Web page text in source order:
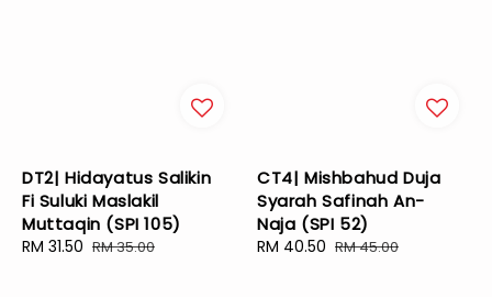
DT2| Hidayatus Salikin
Fi Suluki Maslakil
Muttaqin (SPI 105)
Sale
RM 31.50 Regular
RM 35.00
CT4| Mishbahud Duja
Syarah Safinah An-
Naja (SPI 52)
Sale
RM 40.50 Regular
RM 45.00